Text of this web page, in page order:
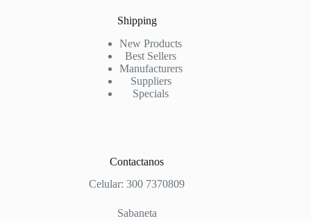
Shipping
New Products
Best Sellers
Manufacturers
Suppliers
Specials
Contactanos
Celular: 300 7370809
Sabaneta